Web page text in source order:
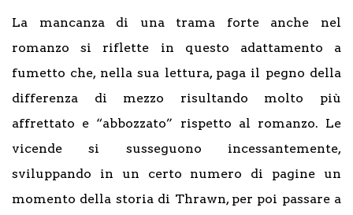
La mancanza di una trama forte anche nel
romanzo si riflette in questo adattamento a
fumetto che, nella sua lettura, paga il pegno della
differenza di mezzo risultando molto più
affrettato e “abbozzato” rispetto al romanzo. Le
vicende si susseguono incessantemente,
sviluppando in un certo numero di pagine un
momento della storia di Thrawn, per poi passare a